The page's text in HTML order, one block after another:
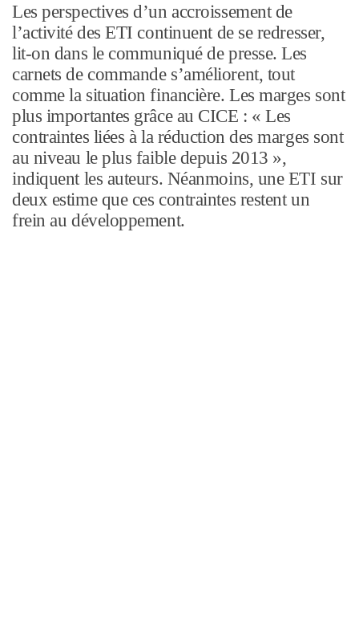
Les perspectives d’un accroissement de
l’activité des ETI continuent de se redresser,
lit-on dans le communiqué de presse. Les
carnets de commande s’améliorent, tout
comme la situation financière. Les marges sont
plus importantes grâce au CICE : « Les
contraintes liées à la réduction des marges sont
au niveau le plus faible depuis 2013 »,
indiquent les auteurs. Néanmoins, une ETI sur
deux estime que ces contraintes restent un
frein au développement.